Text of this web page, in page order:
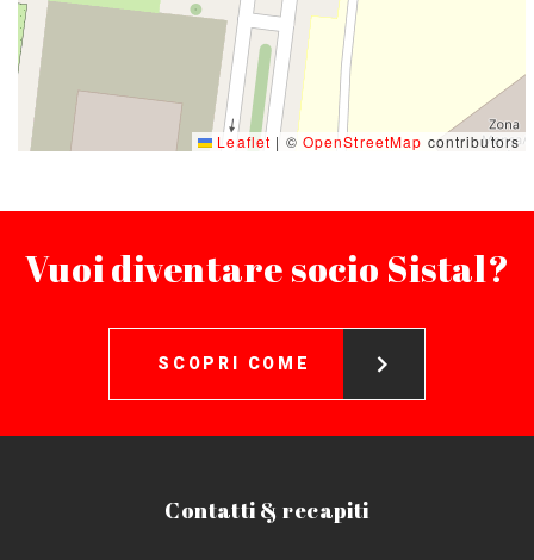
Leaflet | © OpenStreetMap contributors
Vuoi diventare socio Sistal?
SCOPRI COME
Contatti & recapiti